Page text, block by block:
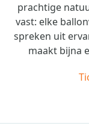
prachtige
vast: elke
spreken uit
maakt bijna